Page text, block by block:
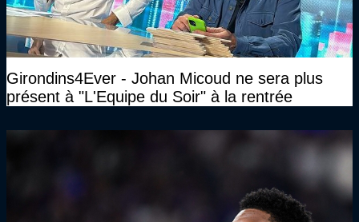
Girondins4Ever - Johan Micoud ne sera plus
présent à "L'Equipe du Soir" à la rentrée